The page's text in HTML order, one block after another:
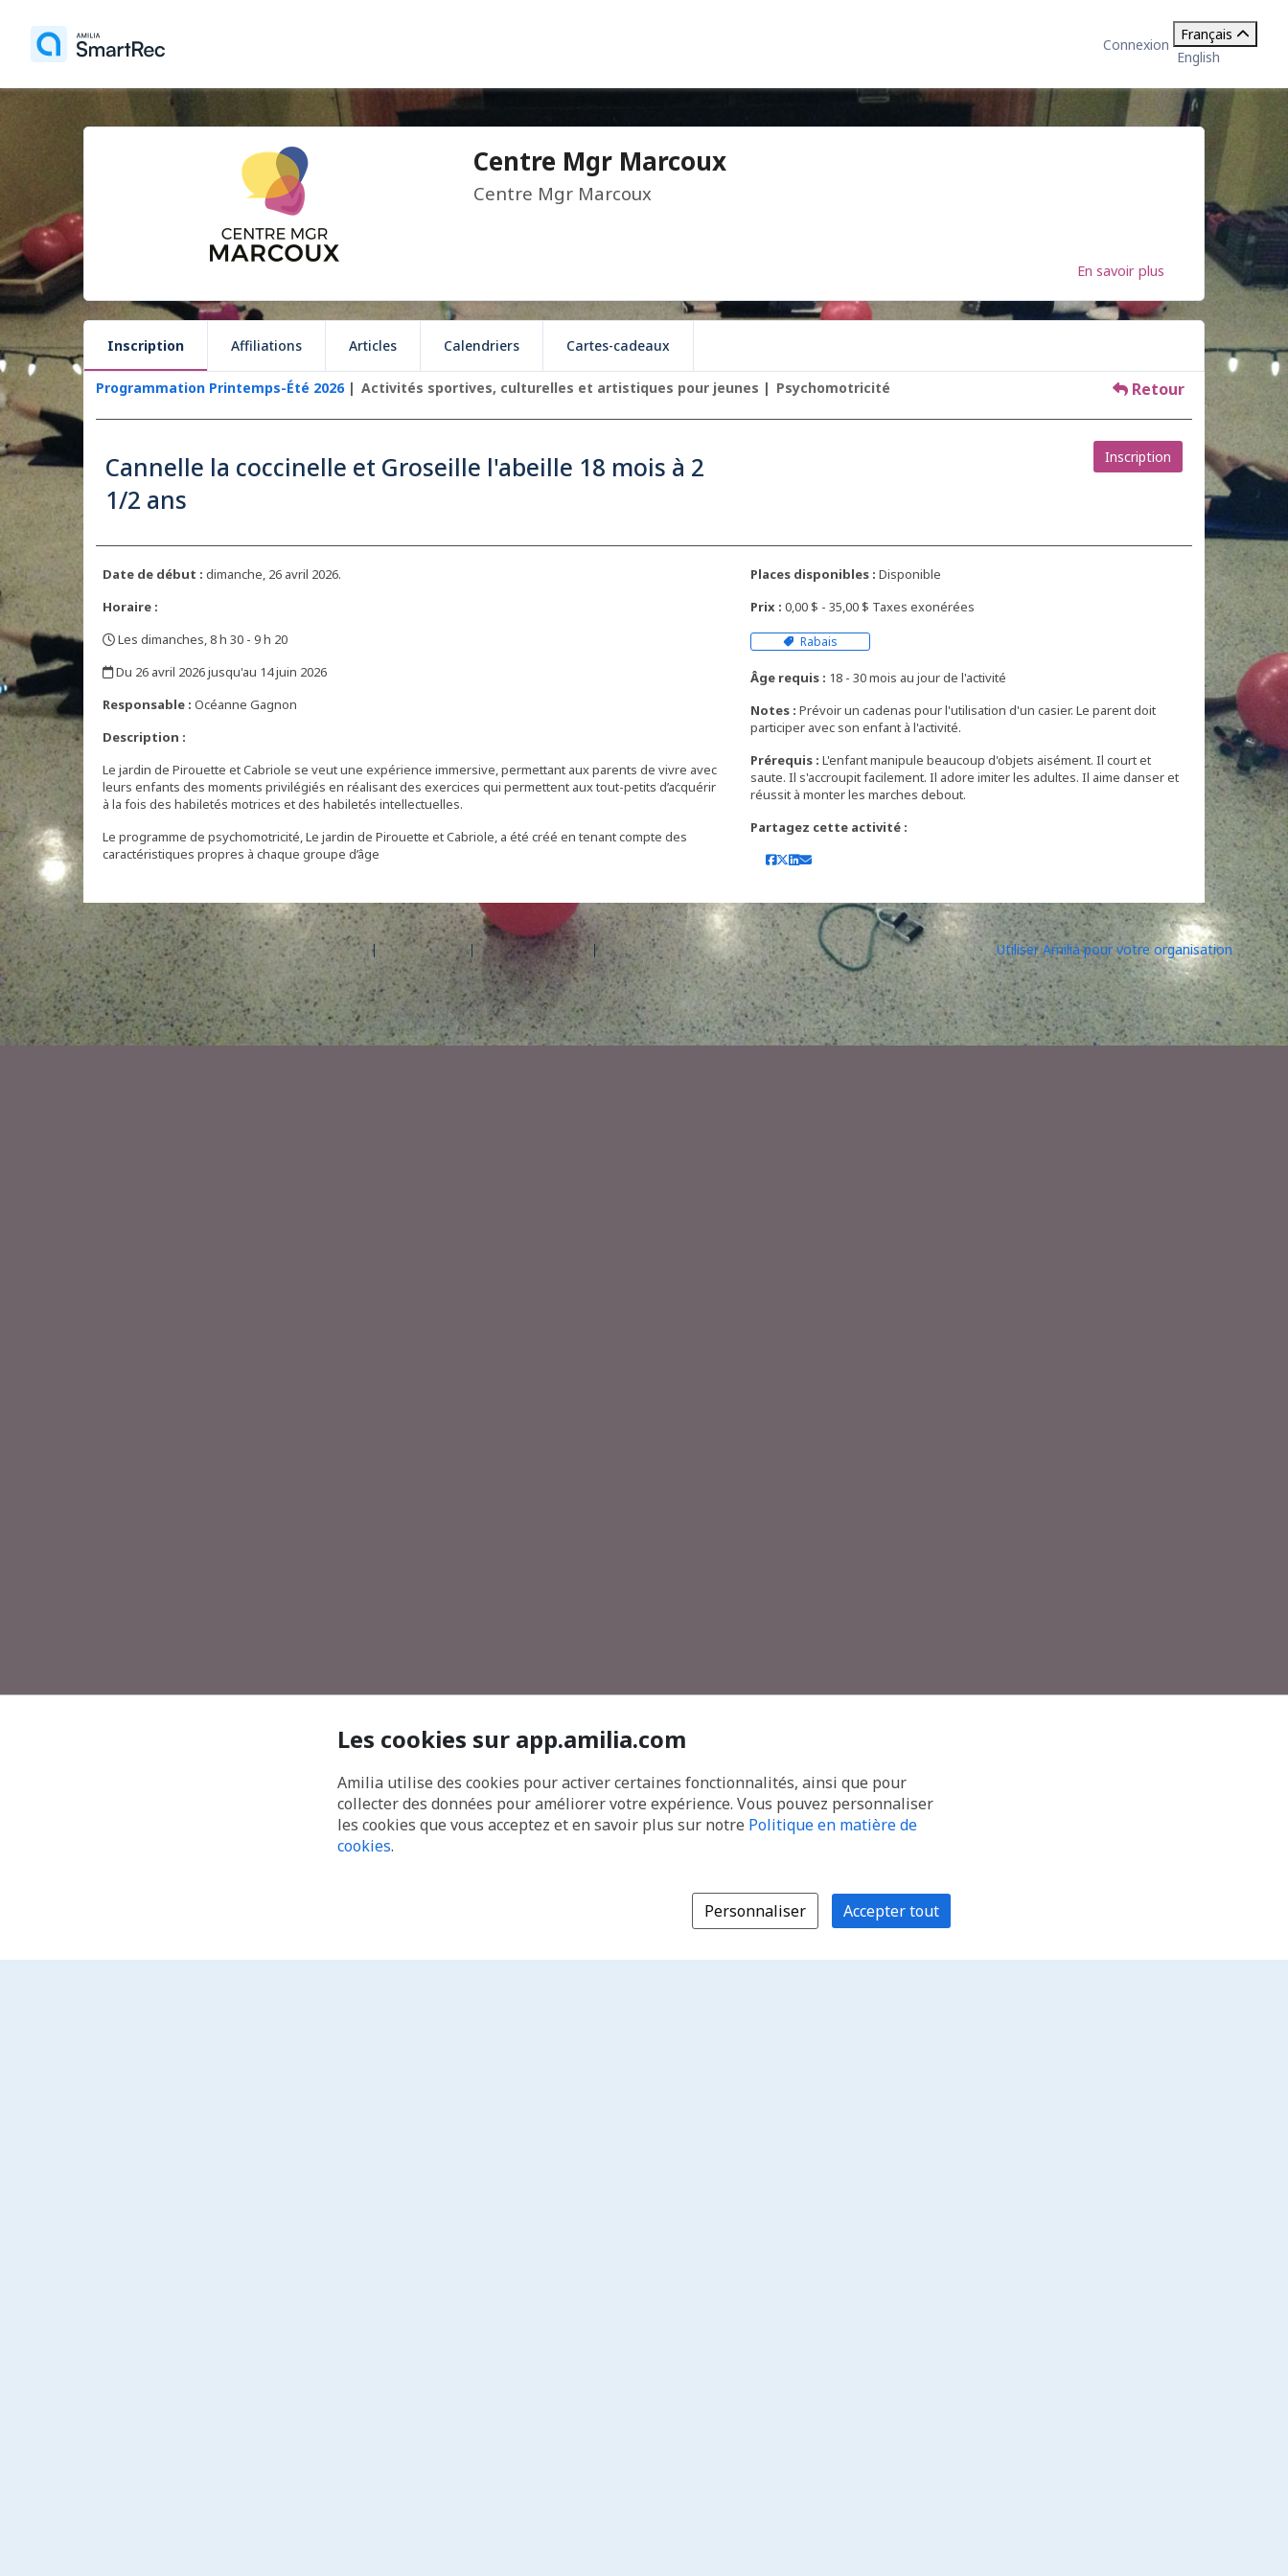
Connexion
Français
English
Centre Mgr Marcoux
Centre Mgr Marcoux
En savoir plus
Inscription Affiliations Articles Calendriers Cartes-cadeaux
Programmation Printemps-Été 2026 Activités sportives, culturelles et artistiques pour jeunes Psychomotricité Retour
Cannelle la coccinelle et Groseille l'abeille 18 mois à 2
1/2 ans
Inscription
Date de début : dimanche, 26 avril 2026.
Horaire :
Les dimanches, 8 h 30 - 9 h 20
Du 26 avril 2026 jusqu'au 14 juin 2026
Responsable : Océanne Gagnon
Description :
Le jardin de Pirouette et Cabriole se veut une expérience immersive, permettant aux parents de vivre avec
leurs enfants des moments privilégiés en réalisant des exercices qui permettent aux tout-petits d’acquérir
à la fois des habiletés motrices et des habiletés intellectuelles.
Le programme de psychomotricité, Le jardin de Pirouette et Cabriole, a été créé en tenant compte des
caractéristiques propres à chaque groupe d’âge
Places disponibles : Disponible
Prix : 0,00 $ - 35,00 $ Taxes exonérées
Rabais
Âge requis : 18 - 30 mois au jour de l'activité
Notes : Prévoir un cadenas pour l'utilisation d'un casier. Le parent doit
participer avec son enfant à l'activité.
Prérequis : L'enfant manipule beaucoup d'objets aisément. Il court et
saute. Il s'accroupit facilement. Il adore imiter les adultes. Il aime danser et
réussit à monter les marches debout.
Partagez cette activité :
©2026 Les entreprises Amilia Inc. Tous droits réservés. Centre d'aide Contactez Amilia Légal Utiliser Amilia pour votre organisation
Les cookies sur app.amilia.com
Amilia utilise des cookies pour activer certaines fonctionnalités, ainsi que pour
collecter des données pour améliorer votre expérience. Vous pouvez personnaliser
les cookies que vous acceptez et en savoir plus sur notre Politique en matière de
cookies.
Personnaliser Accepter tout